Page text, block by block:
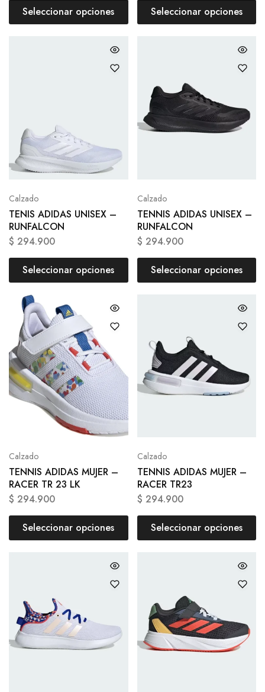
Seleccionar opciones Seleccionar opciones
Calzado
TENIS ADIDAS UNISEX –
RUNFALCON
$ 294.900
Seleccionar opciones
Calzado
TENNIS ADIDAS UNISEX –
RUNFALCON
$ 294.900
Seleccionar opciones
Calzado
TENNIS ADIDAS MUJER –
RACER TR 23 LK
$ 294.900
Seleccionar opciones
Calzado
TENNIS ADIDAS MUJER –
RACER TR23
$ 294.900
Seleccionar opciones